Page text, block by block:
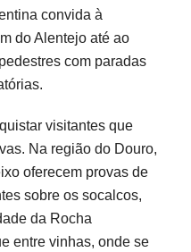
convida à
do Alentejo até ao
com paradas
visitantes que
Na região do Douro,
oferecem provas de
sobre os socalcos,
da Rocha
entre vinhas, onde se